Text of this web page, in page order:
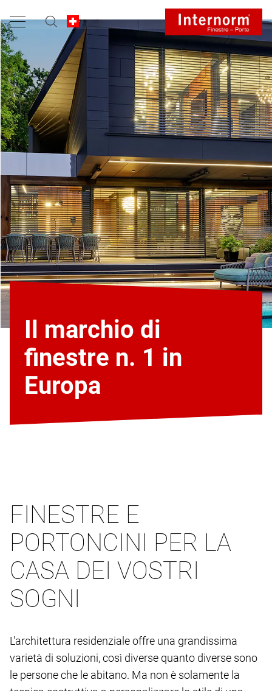
Il marchio di
finestre n. 1 in
Europa
FINESTRE E
PORTONCINI PER LA
CASA DEI VOSTRI
SOGNI
L'architettura residenziale offre una grandissima
varietà di soluzioni, così diverse quanto diverse sono
le persone che le abitano. Ma non è solamente la